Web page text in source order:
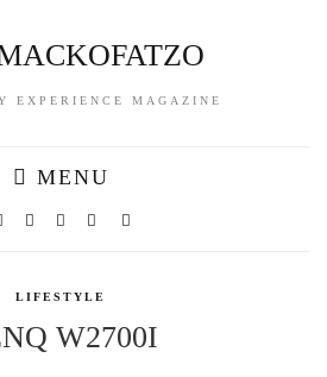
EXPERIENCE MAGAZINE
MENU
LIFESTYLE
W2700I